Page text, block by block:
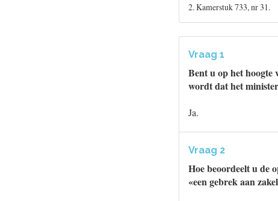
2. Kamerstuk 733, nr 31.
Vraag 1
Bent u op het hoogte
wordt dat het
Ja.
Vraag 2
Hoe beoordeelt u de
«een gebrek aan